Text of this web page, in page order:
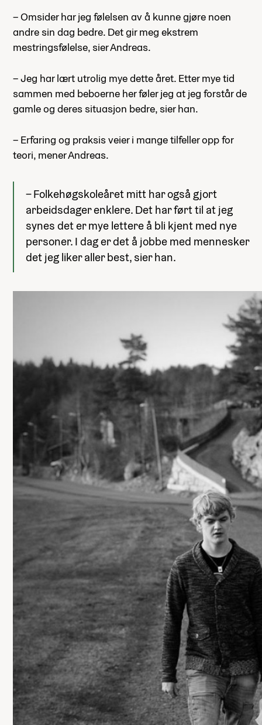
– Omsider har jeg følelsen av å kunne gjøre noen
andre sin dag bedre. Det gir meg ekstrem
mestringsfølelse, sier Andreas.
– Jeg har lært utrolig mye dette året. Etter mye tid
sammen med beboerne her føler jeg at jeg forstår de
gamle og deres situasjon bedre, sier han.
– Erfaring og praksis veier i mange tilfeller opp for
teori, mener Andreas.
– Folkehøgskoleåret mitt har også gjort
arbeidsdager enklere. Det har ført til at jeg
synes det er mye lettere å bli kjent med nye
personer. I dag er det å jobbe med mennesker
det jeg liker aller best, sier han.